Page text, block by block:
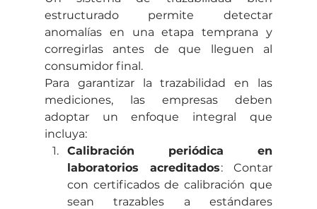
estructurado permite detectar
anomalías en una etapa temprana y
corregirlas antes de que lleguen al
consumidor final.
Para garantizar la trazabilidad en las
mediciones, las empresas deben
adoptar un enfoque integral que
incluya:
Calibración periódica en
laboratorios acreditados: Contar
con certificados de calibración que
sean trazables a estándares